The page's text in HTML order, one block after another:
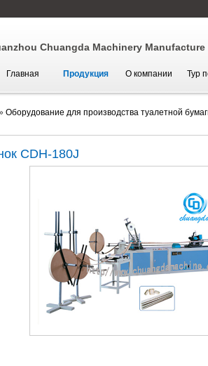
Chuangda Machinery Manufacture
Главная Продукция О компании Тур
Оборудование для производства туалетной
CDH-180J